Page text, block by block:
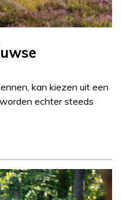
kan kiezen uit een
echter steeds